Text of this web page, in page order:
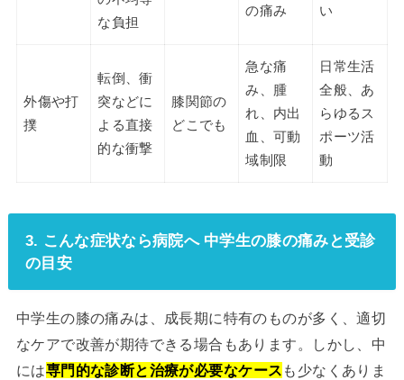
な負担
の痛み い
外傷や打
撲
転倒、衝
突などに
よる直接
的な衝撃
膝関節の
どこでも
急な痛
み、腫
れ、内出
血、可動
域制限
日常生活
全般、あ
らゆるス
ポーツ活
動
3. こんな症状なら病院へ 中学生の膝の痛みと受診
の目安
中学生の膝の痛みは、成長期に特有のものが多く、適切
なケアで改善が期待できる場合もあります。しかし、中
には専門的な診断と治療が必要なケース も少なくありま